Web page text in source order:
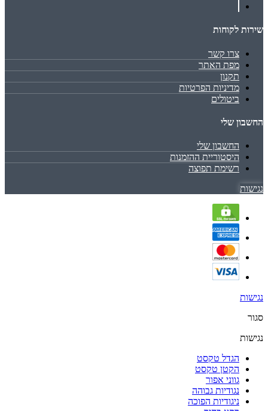
שירות לקוחות
צרו קשר
מפת האתר
תקנון
מדיניות הפרטיות
ביטולים
החשבון שלי
החשבון שלי
היסטוריית ההזמנות
רשימת תפוצה
נגישות
נגישות
סגור
נגישות
הגדל טקסט
הקטן טקסט
גווני אפור
נגודיות גבוהה
ניגודיות הפוכה